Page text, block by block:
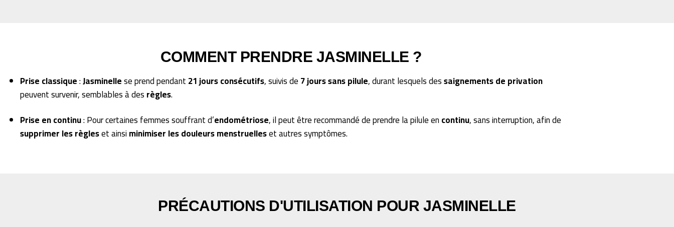
COMMENT PRENDRE JASMINELLE ?
Prise classique:Jasminellese prend pendant21 jours consécutifs, suivis de7 jours sans pilule, durant lesquels dessaignements de privation
peuvent survenir, semblables à desrègles.
Prise en continu: Pour certaines femmes souffrant d’endométriose, il peut être recommandé de prendre la pilule encontinu, sans interruption, afin de
supprimer les règleset ainsiminimiser les douleurs menstruelleset autres symptômes.
PRÉCAUTIONS D'UTILISATION POUR JASMINELLE